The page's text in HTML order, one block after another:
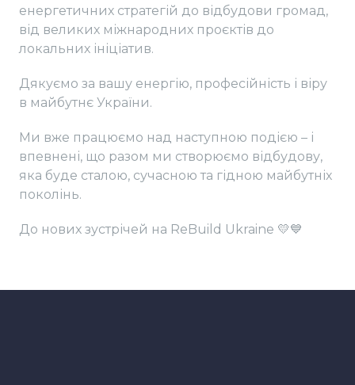
енергетичних стратегій до відбудови громад,
від великих міжнародних проєктів до
локальних ініціатив.
Дякуємо за вашу енергію, професійність і віру
в майбутнє України.
Ми вже працюємо над наступною подією – і
впевнені, що разом ми створюємо відбудову,
яка буде сталою, сучасною та гідною майбутніх
поколінь.
До нових зустрічей на ReBuild Ukraine 💛💙